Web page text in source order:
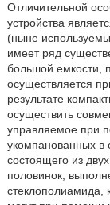
Отличительной
устройства
(ныне
имеет ряд
большой емкости,
осуществляется
результате
осуществить
управляемое при
укомпанованных в
состоящего из
половинок,
стеклополиамида,